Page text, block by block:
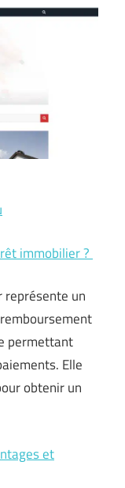
immobilier ?
représente un
permettant
Elle
obtenir un
et